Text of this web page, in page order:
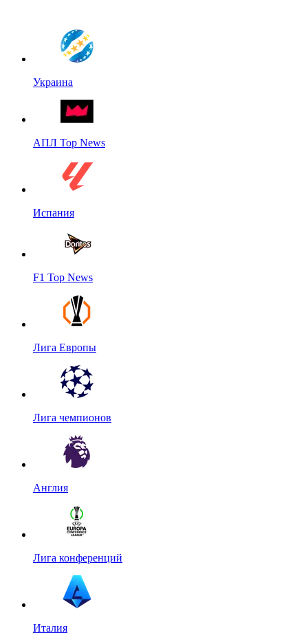
Украина
АПЛ Top News
Испания
F1 Top News
Лига Европы
Лига чемпионов
Англия
Лига конференций
Италия